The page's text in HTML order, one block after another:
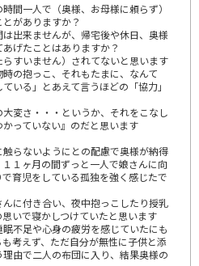
間一人で（奥様、お母様に頼らず）
がありますか？
出来ませんが、帰宅後や休日、奥様
げたことはありますか？
すいません）されてないと思います
の抱っこ、それもたまに、なんて
いる」とあえて言うほどの「協力」
変さ・・・というか、それをこなし
っていない』のだと思います
らないようにとの配慮で奥様が納得
１ヶ月の間ずっと一人で娘さんに向
育児をしている孤独を強く感じたで
に付き合い、夜中抱っこしたり授乳
いで寝かしつけていたと思います
不足や心身の疲労を感じていたにも
考えず、ただ自分が無性に子供と添
由で二人の布団に入り、結果奥様の